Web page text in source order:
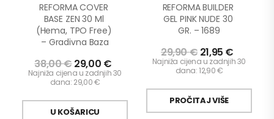
REFORMA COVER
BASE ZEN 30 Ml
(Hema, TPO Free)
– Gradivna Baza
38,00€29,00 €
Najniža cijena u zadnjih 30
dana: 29,00€
U KOŠARICU
REFORMA BUILDER
GEL PINK NUDE 30
GR. – 1689
29,90€ 21,95 €
Najniža cijena u zadnjih 30
dana:12,90€
PROČITAJ VIŠE